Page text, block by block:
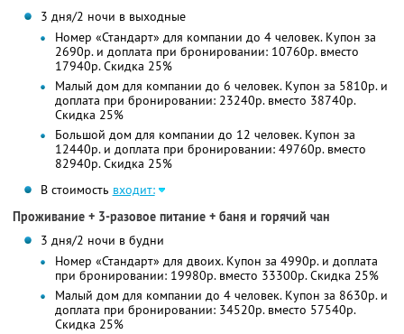
3 дня/2 ночи в выходные
Номер «Стандарт» для компании до 4 человек. Купон за
2690р. и доплата при бронировании: 10760р. вместо
17940р. Скидка 25%
Малый дом для компании до 6 человек. Купон за 5810р. и
доплата при бронировании: 23240р. вместо 38740р.
Скидка 25%
Большой дом для компании до 12 человек. Купон за
12440р. и доплата при бронировании: 49760р. вместо
82940р. Скидка 25%
В стоимость входит:
Проживание + 3-разовое питание + баня и горячий чан
3 дня/2 ночи в будни
Номер «Стандарт» для двоих. Купон за 4990р. и доплата
при бронировании: 19980р. вместо 33300р. Скидка 25%
Малый дом для компании до 4 человек. Купон за 8630р. и
доплата при бронировании: 34520р. вместо 57540р.
Скидка 25%